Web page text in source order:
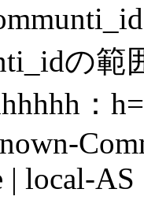
の範
：
| local-